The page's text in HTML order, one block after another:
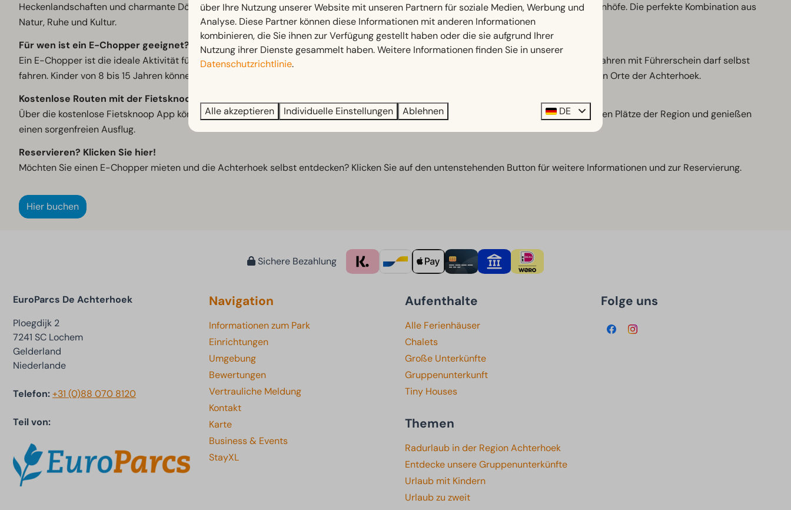
Heckenlandschaften und charmante Dörfer wie Barchem und Laren. Unterwegs passieren Sie Schlösser, Landgüter und idyllische Bauernhöfe. Die perfekte Kombination aus
Natur, Ruhe und Kultur.
Für wen ist ein E-Chopper geeignet?
Ein E-Chopper ist die ideale Aktivität für einen Ausflug mit der Familie, dem Partner, Freunden, Kollegen oder Verwandten. Jeder ab 16 Jahren mit Führerschein darf selbst
fahren. Kinder von 8 bis 15 Jahren können sicher hinten mitfahren. Genießen Sie gemeinsam die Freiheit und entdecken Sie die schönsten Orte der Achterhoek.
Kostenlose Routen mit der Fietsknoop App
Über die kostenlose Fietsknoop App können Sie verschiedene Routen herunterladen. So navigieren Sie ganz einfach entlang der schönsten Plätze der Region und genießen
einen sorgenfreien Ausflug.
Reservieren? Klicken Sie hier!
Möchten Sie einen E-Chopper mieten und die Achterhoek selbst entdecken? Klicken Sie auf den untenstehenden Button für weitere Informationen und zur Reservierung.
Hier buchen
Sichere Bezahlung
EuroParcs De Achterhoek
Ploegdijk 2
7241 SC Lochem
Gelderland
Niederlande
Telefon:+31 (0)88 070 8120
Teil von:
Navigation
Informationen zum Park
Einrichtungen
Umgebung
Bewertungen
Vertrauliche Meldung
Kontakt
Karte
Business & Events
StayXL
Aufenthalte
Alle Ferienhäuser
Chalets
Große Unterkünfte
Gruppenunterkunft
Tiny Houses
Themen
Radurlaub in der Region Achterhoek
Entdecke unsere Gruppenunterkünfte
Urlaub mit Kindern
Urlaub zu zweit
Folge uns
über Ihre Nutzung unserer Website mit unseren Partnern für soziale Medien, Werbung und
Analyse. Diese Partner können diese Informationen mit anderen Informationen
kombinieren, die Sie ihnen zur Verfügung gestellt haben oder die sie aufgrund Ihrer
Nutzung ihrer Dienste gesammelt haben. Weitere Informationen finden Sie in unserer
Datenschutzrichtlinie.
Alle akzeptieren Individuelle Einstellungen Ablehnen DE